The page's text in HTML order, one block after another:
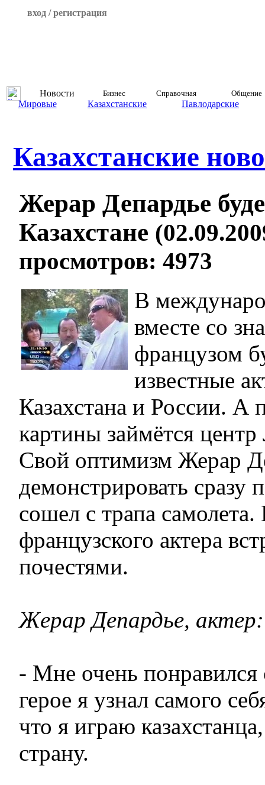
вход / регистрация
Новости Бизнес Справочная Общение
Мировые Казахстанские Павлодарские
Казахстанские
Жерар Депардье
Казахстане
просмотров: 4973
В
вместе со
французом
известные
Казахстана и России. А
картины займётся
Свой оптимизм Жерар
демонстрировать сразу
сошел с трапа
французского актера
почестями.
Жерар Депардье, актер:
- Мне очень понравился
герое я узнал самого
что я играю
страну.